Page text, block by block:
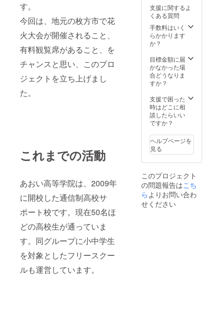
す。
今回は、地元の枚方市で花
火大会が開催されること、
有料観覧席があること、を
チャンスと思い、このプロ
ジェクトを立ち上げまし
た。
これまでの活動
あおい高等学院は、2009年
に開校した通信制高校サ
ポート校です。現在50名ほ
どの高校生が通っていま
す。同グループに小中学生
を対象としたフリースクー
ルも運営しています。
支援に関するよ
くある質問
手数料はいく
らかかります
か？
目標金額に届
かなかった場
合どうなりま
すか？
支援で困った
時はどこに相
談したらいい
ですか？
ヘルプページを
見る
このプロジェクト
の問題報告はこち
ら よりお問い合わ
せください